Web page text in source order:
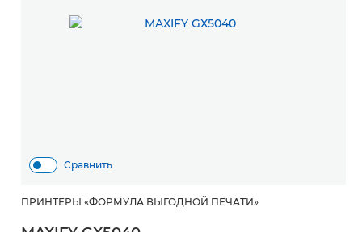
Сравнить
ПРИНТЕРЫ «ФОРМУЛА ВЫГОДНОЙ ПЕЧАТИ»